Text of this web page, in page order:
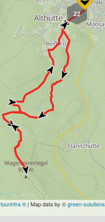
22
tourinfra ® | Map data by ©green-solutions